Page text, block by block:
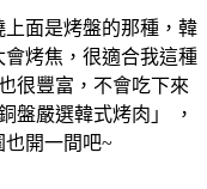
面是烤盤的那種，韓
烤焦，很適合我這種
很豐富，不會吃下來
盤嚴選韓式烤肉」 ，
也開一間吧~